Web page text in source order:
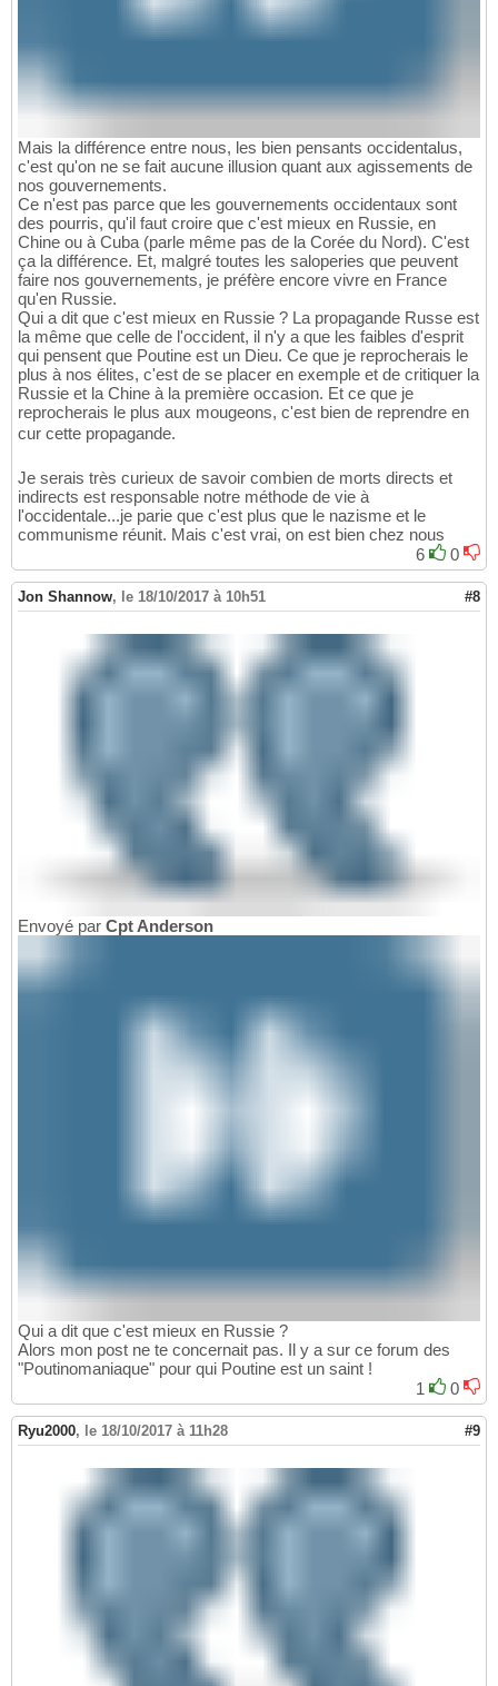
Mais la différence entre nous, les bien pensants occidentalus,
c'est qu'on ne se fait aucune illusion quant aux agissements de
nos gouvernements.
Ce n'est pas parce que les gouvernements occidentaux sont
des pourris, qu'il faut croire que c'est mieux en Russie, en
Chine ou à Cuba (parle même pas de la Corée du Nord). C'est
ça la différence. Et, malgré toutes les saloperies que peuvent
faire nos gouvernements, je préfère encore vivre en France
qu'en Russie.
Qui a dit que c'est mieux en Russie ? La propagande Russe est
la même que celle de l'occident, il n'y a que les faibles d'esprit
qui pensent que Poutine est un Dieu. Ce que je reprocherais le
plus à nos élites, c'est de se placer en exemple et de critiquer la
Russie et la Chine à la première occasion. Et ce que je
reprocherais le plus aux mougeons, c'est bien de reprendre en
cur cette propagande.
Je serais très curieux de savoir combien de morts directs et
indirects est responsable notre méthode de vie à
l'occidentale...je parie que c'est plus que le nazisme et le
communisme réunit. Mais c'est vrai, on est bien chez nous
6
0
Jon Shannow, le 18/10/2017 à 10h51 #8
Envoyé par Cpt Anderson
Qui a dit que c'est mieux en Russie ?
Alors mon post ne te concernait pas. Il y a sur ce forum des
"Poutinomaniaque" pour qui Poutine est un saint !
1
0
Ryu2000, le 18/10/2017 à 11h28 #9